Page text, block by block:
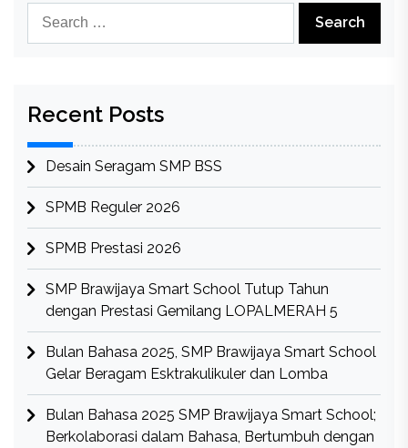
Search
Recent Posts
Desain Seragam SMP BSS
SPMB Reguler 2026
SPMB Prestasi 2026
SMP Brawijaya Smart School Tutup Tahun
dengan Prestasi Gemilang LOPALMERAH 5
Bulan Bahasa 2025, SMP Brawijaya Smart School
Gelar Beragam Esktrakulikuler dan Lomba
Bulan Bahasa 2025 SMP Brawijaya Smart School;
Berkolaborasi dalam Bahasa, Bertumbuh dengan